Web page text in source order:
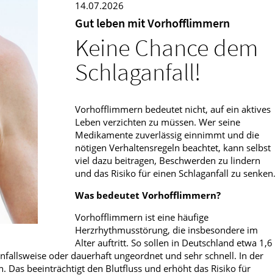
Männerkrankheiten
14.07.2026
Gut leben mit Vorhofflimmern
Keine Chance dem
Schlaganfall!
Vorhofflimmern bedeutet nicht, auf ein aktives
Leben verzichten zu müssen. Wer seine
Medikamente zuverlässig einnimmt und die
nötigen Verhaltensregeln beachtet, kann selbst
viel dazu beitragen, Beschwerden zu lindern
und das Risiko für einen Schlaganfall zu senken.
Was bedeutet Vorhofflimmern?
Vorhofflimmern ist eine häufige
Herzrhythmusstörung, die insbesondere im
Alter auftritt. So sollen in Deutschland etwa 1,6
oder dauerhaft ungeordnet und sehr schnell. In der
Das beeinträchtigt den Blutfluss und erhöht das Risiko für